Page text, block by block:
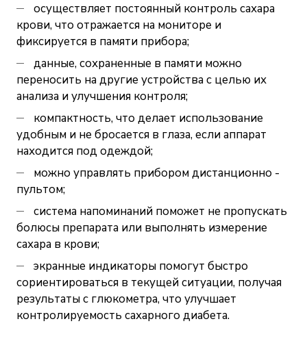
осуществляет постоянный контроль сахара
крови, что отражается на мониторе и
фиксируется в памяти прибора;
данные, сохраненные в памяти можно
переносить на другие устройства с целью их
анализа и улучшения контроля;
компактность, что делает использование
удобным и не бросается в глаза, если аппарат
находится под одеждой;
можно управлять прибором дистанционно -
пультом;
система напоминаний поможет не пропускать
болюсы препарата или выполнять измерение
сахара в крови;
экранные индикаторы помогут быстро
сориентироваться в текущей ситуации, получая
результаты с глюкометра, что улучшает
контролируемость сахарного диабета.